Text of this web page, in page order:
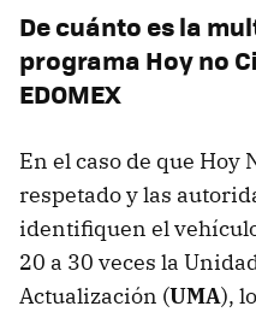
De cuánto es la
programa Hoy no
EDOMEX
En el caso de que Hoy
respetado y las
identifiquen el
20 a 30 veces la
Actualización (UMA),